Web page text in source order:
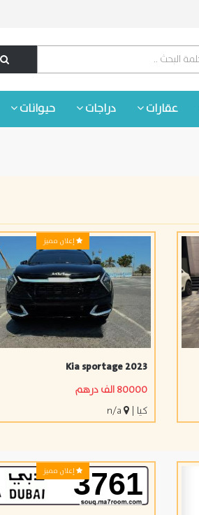
عقارات دراجات حيوانات
إعلان مميز
Kia sportage 2023
80000 الف درهم
كيا |
إعلان مميز3761